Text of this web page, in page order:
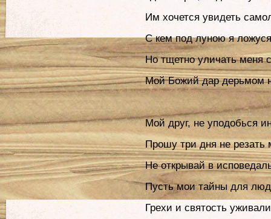
Им хочется увидеть
С кем под луною я
Но тщетно уличать меня
Мой Божий дар дерьмом
Мой друг, не уподобься
Прошу три дня не резать
Не открывай в
Пусть мои тайны для
Грехи и святость